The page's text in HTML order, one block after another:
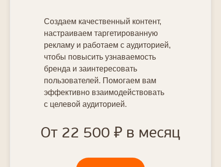
Создаем качественный контент,
настраиваем таргетированную
рекламу и работаем с аудиторией,
чтобы повысить узнаваемость
бренда и заинтересовать
пользователей. Помогаем вам
эффективно взаимодействовать
с целевой аудиторией.
От 22 500 ₽ в месяц
интернет-
продвижение
лучшее